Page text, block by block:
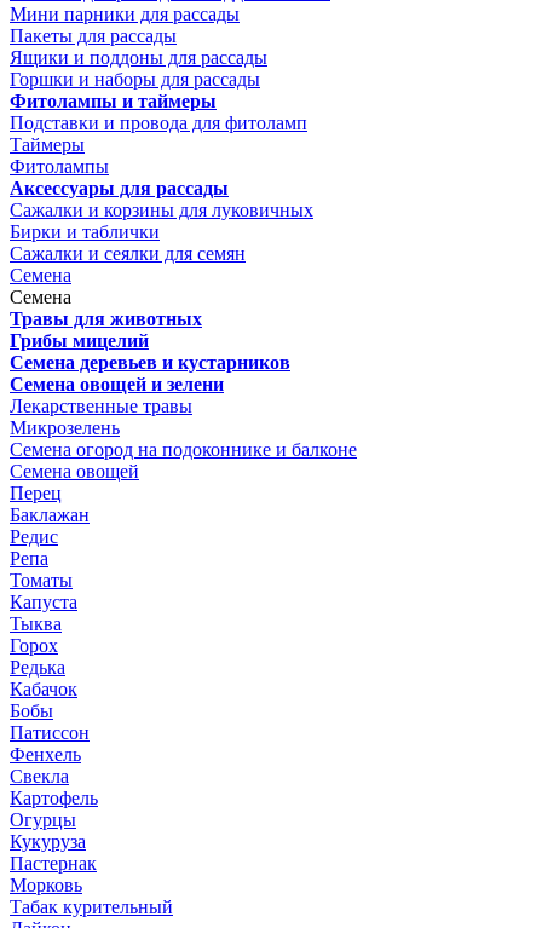
Мини парники для рассады
Пакеты для рассады
Ящики и поддоны для рассады
Горшки и наборы для рассады
Фитолампы и таймеры
Подставки и провода для фитоламп
Таймеры
Фитолампы
Аксессуары для рассады
Сажалки и корзины для луковичных
Бирки и таблички
Сажалки и сеялки для семян
Семена
Семена
Травы для животных
Грибы мицелий
Семена деревьев и кустарников
Семена овощей и зелени
Лекарственные травы
Микрозелень
Семена огород на подоконнике и балконе
Семена овощей
Перец
Баклажан
Редис
Репа
Томаты
Капуста
Тыква
Горох
Редька
Кабачок
Бобы
Патиссон
Фенхель
Свекла
Картофель
Огурцы
Кукуруза
Пастернак
Морковь
Табак курительный